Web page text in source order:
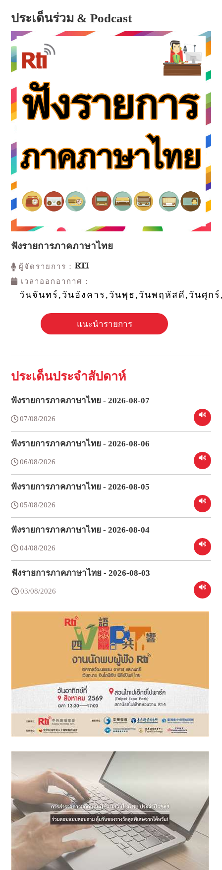
ประเด็นร่วม & Podcast
ฟังรายการภาคภาษาไทย
ผู้จัดรายการ：RTI
เวลาออกอากาศ：
วันจันทร์,วันอังคาร,วันพุธ,วันพฤหัสดี,วันศุก
แนะนำรายการ
ประเด็นประจำสัปดาห์
ฟังรายการภาคภาษาไทย - 2026-08-07
07/08/2026
ฟังรายการภาคภาษาไทย - 2026-08-06
06/08/2026
ฟังรายการภาคภาษาไทย - 2026-08-05
05/08/2026
ฟังรายการภาคภาษาไทย - 2026-08-04
04/08/2026
ฟังรายการภาคภาษาไทย - 2026-08-03
03/08/2026